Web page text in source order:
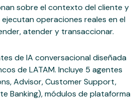
sobre el contexto del cliente y
operaciones reales en el
atender y transaccionar.
de IA conversacional diseñada
de LATAM. Incluye 5 agentes
Advisor, Customer Support,
Banking), módulos de plataforma